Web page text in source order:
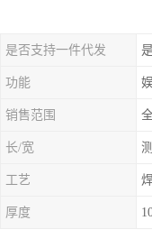
是否支持一件代发
功能
销售范围
长/宽
工艺
厚度